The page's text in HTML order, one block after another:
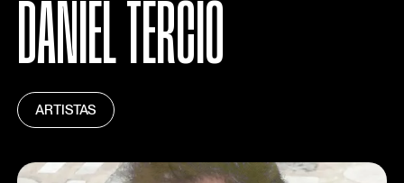
DANIEL TÉRCIO
ARTISTAS